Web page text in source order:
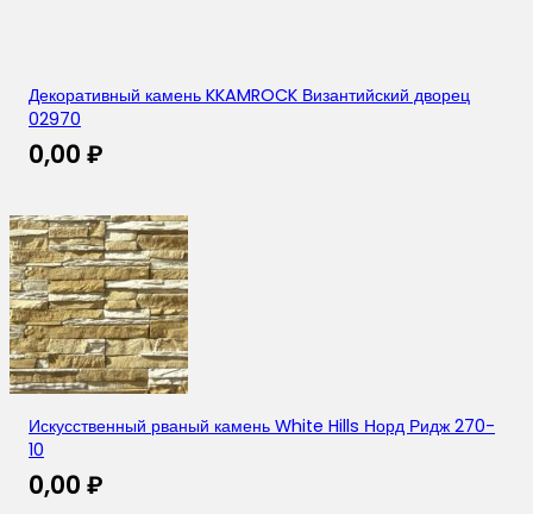
Декоративный камень KKAMROCK Византийский дворец
02970
0,00 ₽
Искусственный рваный камень White Hills Норд Ридж 270-
10
0,00 ₽